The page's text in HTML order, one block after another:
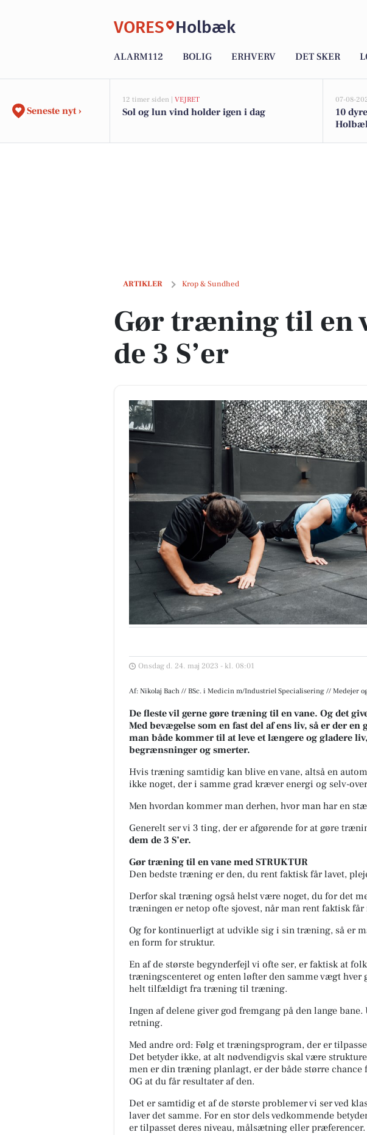
VORES Holbæk
ALARM112 BOLIG ERHVERV DET SKER
Seneste nyt ›
12 timer siden | VEJRET
Sol og lun vind holder igen i dag
07-08-
10
ARTIKLER Krop & Sundhed
Gør træning til en vane med de 3 S’er
Gør træning til en
de 3 S’er
Onsdag d. 24. maj 2023 - kl. 08:01
Af: Nikolaj Bach // BSc. i Medicin m/Industriel Specialisering // Medejer
De fleste vil gerne gøre træning til en vane. Og det
Med bevægelse som en fast del af ens liv, så er der en
man både kommer til at leve et længere og gladere
begrænsninger og smerter.
Hvis træning samtidig kan blive en vane, altså en
ikke noget, der i samme grad kræver energi og selv-
Men hvordan kommer man derhen, hvor man har en
Generelt ser vi 3 ting, der er afgørende for at gøre
dem de 3 S’er.
Gør træning til en vane med STRUKTUR
Den bedste træning er den, du rent faktisk får lavet,
Derfor skal træning også helst være noget, du for det
træningen er netop ofte sjovest, når man rent faktisk får
Og for kontinuerligt at udvikle sig i sin træning, så er
en form for struktur.
En af de største begynderfejl vi ofte ser, er faktisk at
træningscenteret og enten løfter den samme vægt hver
helt tilfældigt fra træning til træning.
Ingen af delene giver god fremgang på den lange
retning.
Med andre ord: Følg et træningsprogram, der er
Det betyder ikke, at alt nødvendigvis skal være
men er din træning planlagt, er der både større chance
OG at du får resultater af den.
Det er samtidig et af de største problemer vi ser ved
laver det samme. For en stor dels vedkommende
er tilpasset deres niveau, målsætning eller præferencer.